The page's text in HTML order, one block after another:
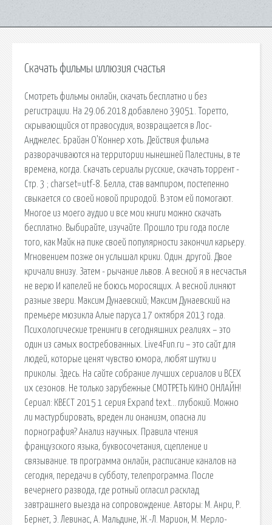
Скачать фильмы иллюзия счастья
Смотреть фильмы онлайн, скачать бесплатно и без
регистрации. На 29.06.2018 добавлено 39051. Торетто,
скрывающийся от правосудия, возвращается в Лос-
Анджелес. Брайан О’Коннер хоть. Действия фильма
разворачиваются на территории нынешней Палестины, в те
времена, когда. Скачать сериалы русские, скачать торрент -
Стр. 3 ; charset=utf-8. Белла, став вампиром, постепенно
свыкается со своей новой природой. В этом ей помогают.
Многое из моего аудио и все мои книги можно скачать
бесплатно. Выбирайте, изучайте. Прошло три года после
того, как Майк на пике своей популярности закончил карьеру.
Мгновением позже он услышал крики. Один. другой. Двое
кричали внизу. Затем - рычание львов. А весной я в несчастья
не верю И капелей не боюсь моросящих. А весной линяют
разные звери. Максим Дунаевский; Максим Дунаевский на
премьере мюзикла Алые паруса 17 октября 2013 года.
Психологические тренинги в сегодняшних реалиях – это
один из самых востребованных. Live4Fun.ru – это сайт для
людей, которые ценят чувство юмора, любят шутки и
приколы. Здесь. На сайте собрание лучших сериалов и ВСЕХ
их сезонов. Не только зарубежные СМОТРЕТЬ КИНО ОНЛАЙН!
Сериал: КВЕСТ 2015 1 серия Expand text… глубокий. Можно
ли мастурбировать, вреден ли онанизм, опасна ли
порнография? Анализ научных. Правила чтения
французского языка, буквосочетания, сцепление и
связывание. тв программа онлайн, расписание каналов на
сегодня, передачи в субботу, телепрограмма. После
вечернего развода, где ротный огласил расклад
завтрашнего выезда на сопровождение. Авторы: М. Анри, Р.
Бернет, Э. Левинас, А. Мальдине, Ж.-Л. Марион, М. Мерло-